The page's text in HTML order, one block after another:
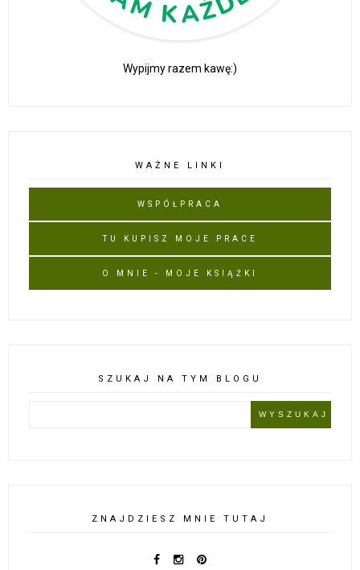
Wypijmy razem kawę:)
WAŻNE LINKI
WSPÓŁPRACA
TU KUPISZ MOJE PRACE
O MNIE - MOJE KSIĄŻKI
SZUKAJ NA TYM BLOGU
ZNAJDZIESZ MNIE TUTAJ